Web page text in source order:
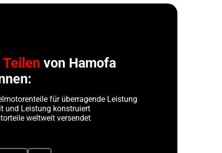
Teilen von Hamofa
für überragende Leistung
und Leistung konstruiert
weltweit versendet